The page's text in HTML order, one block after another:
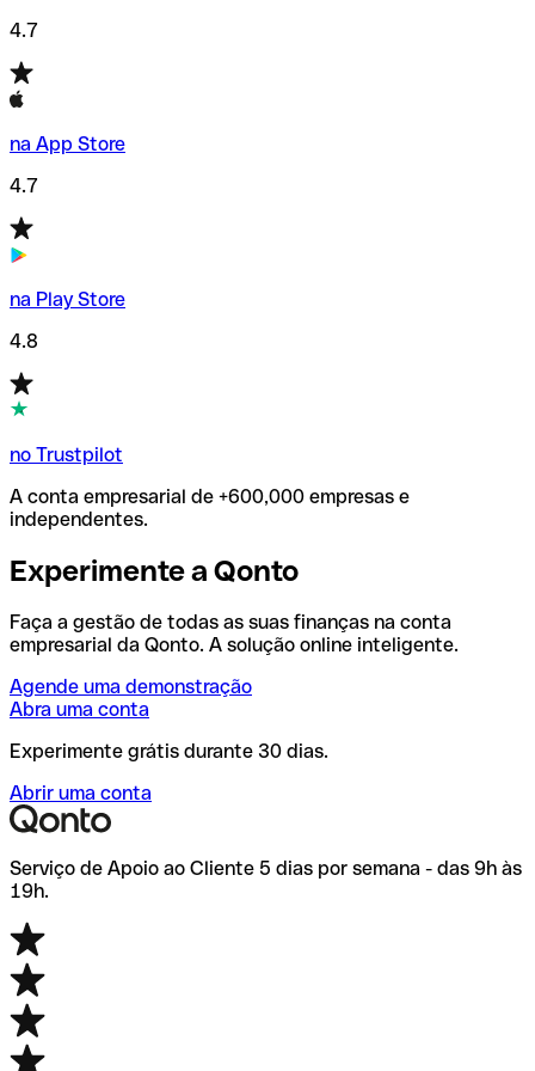
4.7
na App Store
4.7
na Play Store
4.8
no Trustpilot
A conta empresarial de +600,000 empresas e
independentes.
Experimente a Qonto
Faça a gestão de todas as suas finanças na conta
empresarial da Qonto. A solução online inteligente.
Agende uma demonstração
Abra uma conta
Experimente grátis durante 30 dias.
Abrir uma conta
Serviço de Apoio ao Cliente 5 dias por semana - das 9h às
19h.